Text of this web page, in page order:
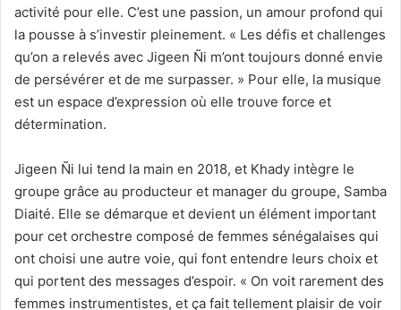
activité pour elle. C’est une passion, un amour profond qui
la pousse à s’investir pleinement. « Les défis et challenges
qu’on a relevés avec Jigeen Ñi m’ont toujours donné envie
de persévérer et de me surpasser. » Pour elle, la musique
est un espace d’expression où elle trouve force et
détermination.
Jigeen Ñi lui tend la main en 2018, et Khady intègre le
groupe grâce au producteur et manager du groupe, Samba
Diaité. Elle se démarque et devient un élément important
pour cet orchestre composé de femmes sénégalaises qui
ont choisi une autre voie, qui font entendre leurs choix et
qui portent des messages d’espoir. « On voit rarement des
femmes instrumentistes, et ça fait tellement plaisir de voir